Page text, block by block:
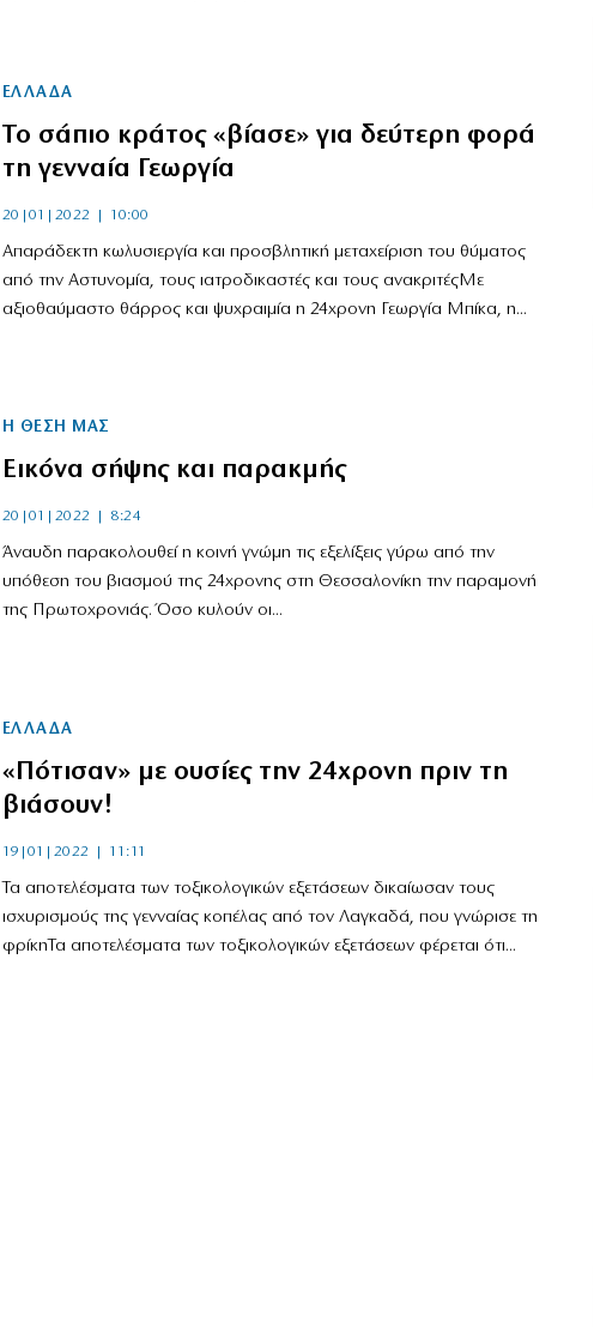
ΕΛΛΑΔΑ
Το σάπιο κράτος «βίασε» για δεύτερη φορά
τη γενναία Γεωργία
20|01|2022 | 10:00
Απαράδεκτη κωλυσιεργία και προσβλητική μεταχείριση του θύματος
από την Αστυνομία, τους ιατροδικαστές και τους ανακριτέςMε
αξιοθαύμαστο θάρρος και ψυχραιμία η 24χρονη Γεωργία Μπίκα, η...
Η ΘΕΣΗ ΜΑΣ
Εικόνα σήψης και παρακμής
20|01|2022 | 8:24
Άναυδη παρακολουθεί η κοινή γνώμη τις εξελίξεις γύρω από την
υπόθεση του βιασμού της 24χρονης στη Θεσσαλονίκη την παραμονή
της Πρωτοχρονιάς. Όσο κυλούν οι...
ΕΛΛΑΔΑ
«Πότισαν» με ουσίες την 24χρονη πριν τη
βιάσουν!
19|01|2022 | 11:11
Τα αποτελέσματα των τοξικολογικών εξετάσεων δικαίωσαν τους
ισχυρισμούς της γενναίας κοπέλας από τον Λαγκαδά, που γνώρισε τη
φρίκηΤα αποτελέσματα των τοξικολογικών εξετάσεων φέρεται ότι...